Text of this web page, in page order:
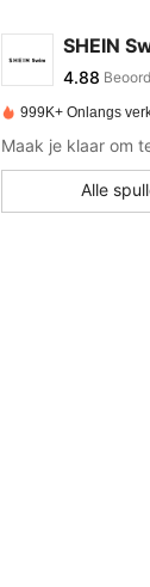
SHEIN
4.88
4.88
999K+ Onlangs
Alle